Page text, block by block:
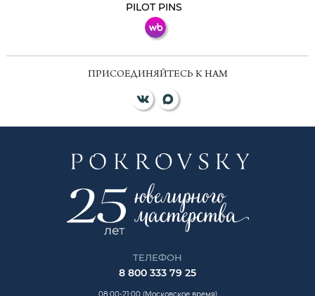
PILOT PINS
ПРИСОЕДИНЯЙТЕСЬ К НАМ
ТЕЛЕФОН
8 800 333 79 25
08:00-21:00 (Московское время)